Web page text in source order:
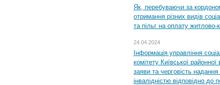
Як, перебуваючи за
отримання різних видів
та пільг на оплату
24.04.2024
Інформація управління
комітету Київської
заяви та черговість надання
інвалідністю відповідно